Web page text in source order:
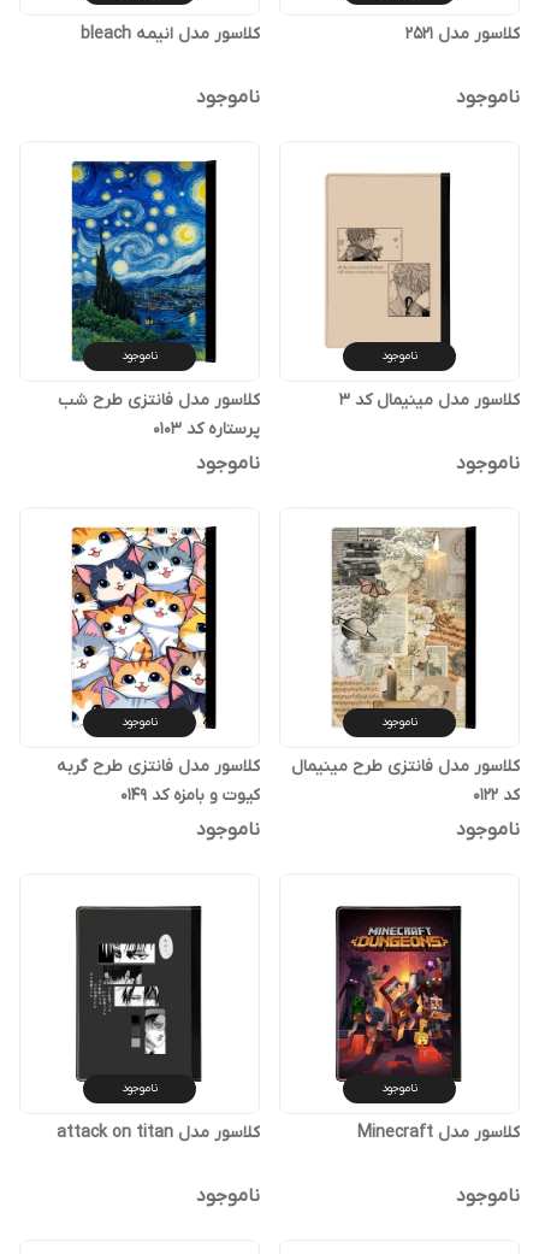
کلاسور مدل 2521
ناموجود
کلاسور مدل انیمه bleach
ناموجود
ناموجود
کلاسور مدل مینیمال کد 3
ناموجود
ناموجود
کلاسور مدل فانتزی طرح شب
پرستاره کد 0103
ناموجود
ناموجود
کلاسور مدل فانتزی طرح مینیمال
کد 0122
ناموجود
ناموجود
کلاسور مدل فانتزی طرح گربه
کیوت و بامزه کد 0149
ناموجود
ناموجود
کلاسور مدل Minecraft
ناموجود
ناموجود
کلاسور مدل attack on titan
ناموجود